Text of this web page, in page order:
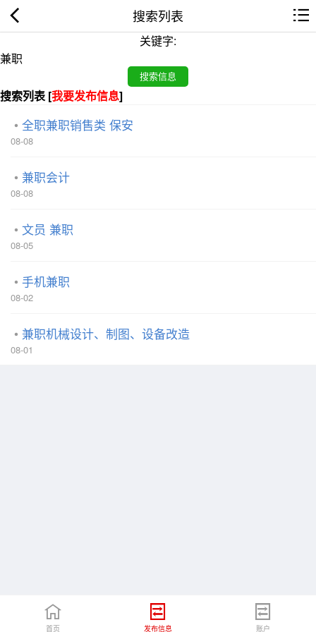
搜索列表
关键字:
搜索列表 [我要发布信息]
全职兼职销售类 保安
08-08
兼职会计
08-08
文员 兼职
08-05
手机兼职
08-02
兼职机械设计、制图、设备改造
08-01
首页 发布信息 账户